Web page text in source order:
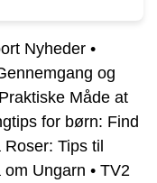
Nyheder •
og
Måde at
for børn: Find
Roser: Tips til
om Ungarn • TV2